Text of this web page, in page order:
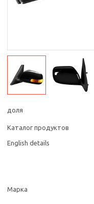
доля
Каталог продуктов
English details
Марка